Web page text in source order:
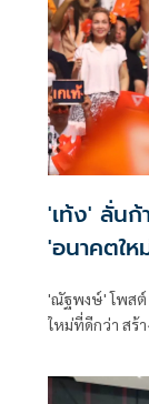
'เท้ง' ลั่น
'อนาคตให
'ณัฐพงษ์' โพสต์
ใหม่ที่ดีกว่า สร้